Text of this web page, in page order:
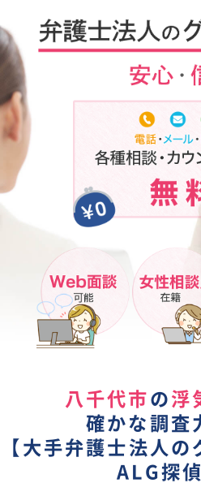
八千代市 の 浮
確かな調査
【 大手弁護士法人の
ALG探